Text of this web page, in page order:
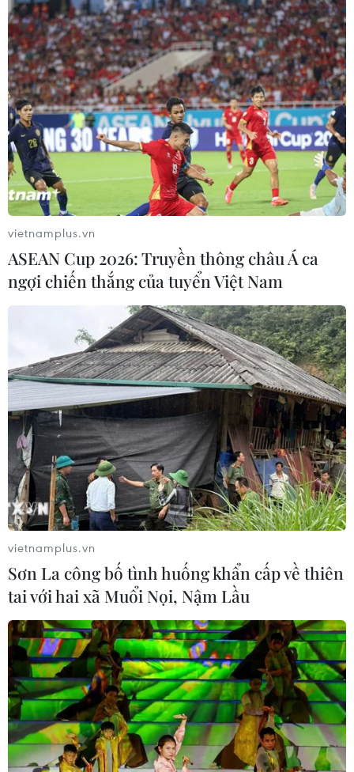
TIN CÙNG CHUYÊN MỤC
Tây Ninh ngăn chặn, xử lý nghiêm
các vụ việc xâm phạm quyền sở hữu
trí tuệ
08/08/2026 04:29
Dắt chó đi dạo không đúng quy
định, bị phạt đến 2 triệu đồng?
08/08/2026 04:16
CHUYỆN TUẦN QUA: Cảnh
báo nạn "giang hồ mạng” kéo những
hệ lụy ảo tràn ra đời thực
chuyển hơn 210kg vật liệu nổ
08/08/2026 01:59
Cần Thơ: Khởi tố 19 bị can trong vụ
dàn cảnh cướp giật tại Tân Huê Viên
08/08/2026 01:33
vietnamplus.vn
ASEAN Cup 2026: Truyền thông châu Á ca
ngợi chiến thắng của tuyển Việt Nam
vietnamplus.vn
Sơn La công bố tình huống khẩn cấp về thiên
tai với hai xã Muổi Nọi, Nậm Lầu